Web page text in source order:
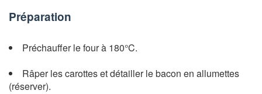
Préparation
Préchauffer le four à 180°C.
Râper les carottes et détailler le bacon en allumettes
(réserver).